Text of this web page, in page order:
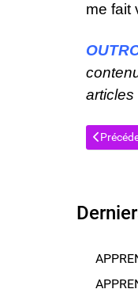
me fait
articles
Article